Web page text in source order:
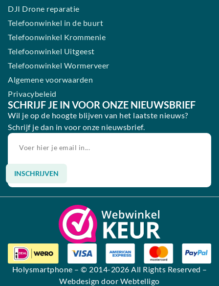
DJI Drone reparatie
Telefoonwinkel in de buurt
Telefoonwinkel Krommenie
Telefoonwinkel Uitgeest
Telefoonwinkel Wormerveer
Algemene voorwaarden
Privacybeleid
SCHRIJF JE IN VOOR ONZE NIEUWSBRIEF
Wil je op de hoogte blijven van het laatste nieuws?
Schrijf je dan in voor onze nieuwsbrief.
INSCHRIJVEN
Alternative:
Holysmartphone – © 2014-2026 All Rights Reserved –
Webdesign door Webtelligo